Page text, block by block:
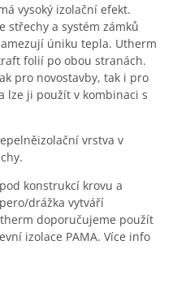
vysoký izolační efekt.
střechy a systém zámků
úniku tepla. Utherm
folií po obou stranách.
pro novostavby, tak i pro
lze ji použít v kombinaci s
vrstva v
konstrukcí krovu a
drážka vytváří
doporučujeme použít
izolace PAMA. Více info